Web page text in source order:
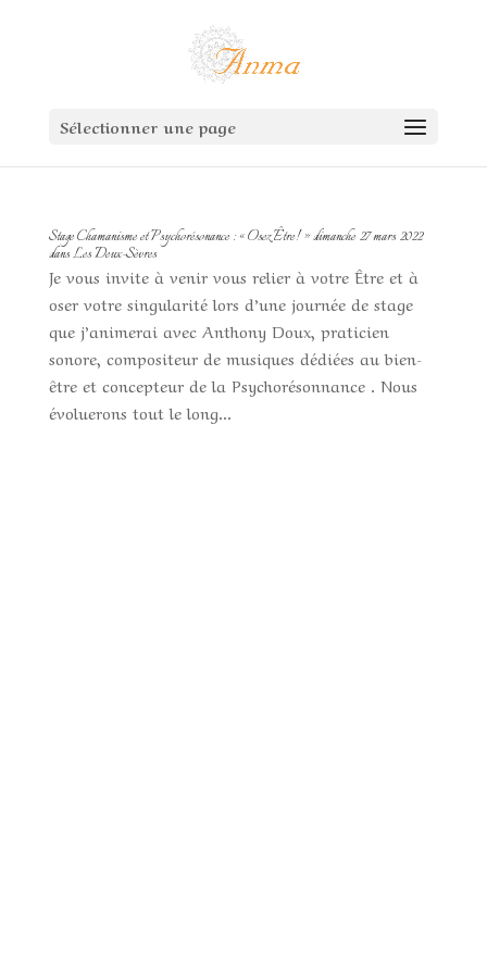
Sélectionner une page
Stage Chamanisme et Psychorésonance : « Osez Être! » dimanche 27 mars 2022
dans Les Deux-Sèvres
Je vous invite à venir vous relier à votre Être et à
oser votre singularité lors d’une journée de stage
que j’animerai avec Anthony Doux, praticien
sonore, compositeur de musiques dédiées au bien-
être et concepteur de la Psychorésonnance . Nous
évoluerons tout le long...